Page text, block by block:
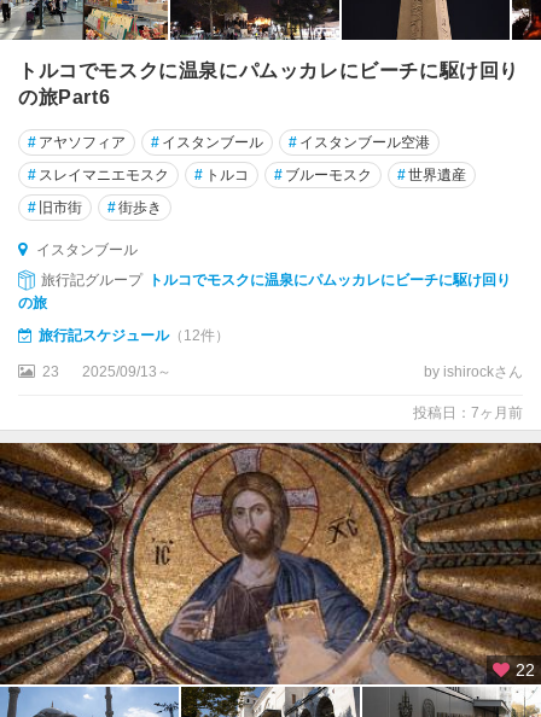
辺
コ
ン
サ
フ
ラ
ン
ボ
ル
サ
ム
シ
ャ
ン
ル
ウ
ル
フ
ァ
ス
トルコでモスクに温泉にパムッカレにビーチに駆け回り
の旅Part6
# アヤソフィア # イスタンブール # イスタンブール空港
# スレイマニエモスク # トルコ # ブルーモスク #世界遺産
# 旧市街 #街歩き
イスタンブール
旅行記グループ
トルコでモスクに温泉にパムッカレにビーチに駆け回り
の旅
旅行記スケジュール（12件）
23 2025/09/13～ by ishirockさん
投稿日：7ヶ月前
22